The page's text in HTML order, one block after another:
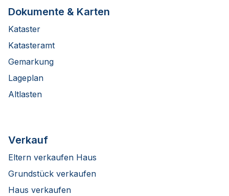
Dokumente & Karten
Kataster
Katasteramt
Gemarkung
Lageplan
Altlasten
Verkauf
Eltern verkaufen Haus
Grundstück verkaufen
Haus verkaufen